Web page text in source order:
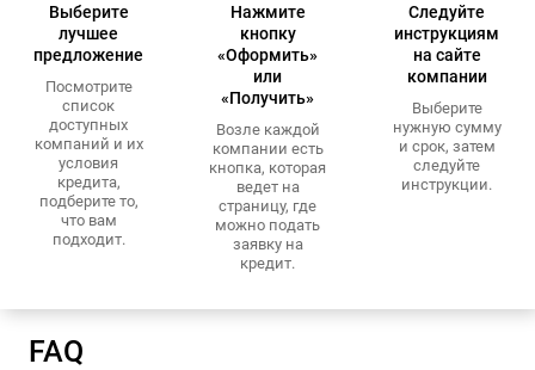
Выберите
лучшее
предложение
Посмотрите
список
доступных
компаний и их
условия
кредита,
подберите то,
что вам
подходит.
Нажмите
кнопку
«Оформить»
или
«Получить»
Возле каждой
компании есть
кнопка, которая
ведет на
страницу, где
можно подать
заявку на
кредит.
Следуйте
инструкциям
на сайте
компании
Выберите
нужную сумму
и срок, затем
следуйте
инструкции.
FAQ